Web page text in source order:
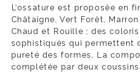
L’ossature est proposée en
Châtaigne, Vert Forêt,
Chaud et Rouille ; des
sophistiqués qui permettent
pureté des formes. La
complétée par deux coussins